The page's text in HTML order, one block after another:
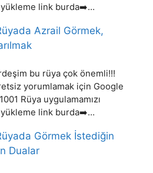
yükleme link burda➡️…
Azrail Görmek,
bu rüya çok önemli!!!
yorumlamak için Google
Rüya uygulamamızı
yükleme link burda➡️…
Görmek İstediğin
Dualar